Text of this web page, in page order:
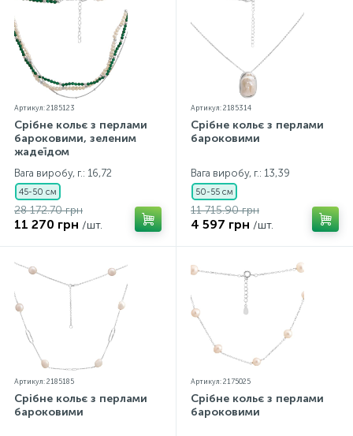
Артикул: 2185123
Срібне кольє з перлами
бароковими, зеленим
жадеїдом
Вага виробу, г.: 16,72
45-50 см
28 172.70 грн
11 270 грн /шт.
Артикул: 2185314
Срібне кольє з перлами
бароковими
Вага виробу, г.: 13,39
50-55 см
11 715.90 грн
4 597 грн /шт.
Артикул: 2185185
Срібне кольє з перлами
бароковими
Артикул: 2175025
Срібне кольє з перлами
бароковими